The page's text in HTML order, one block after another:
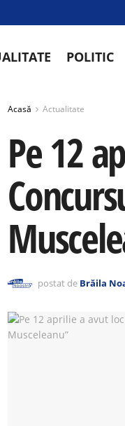
POLITIC
Acasă Actualitate
Pe 12
postat de Brăila